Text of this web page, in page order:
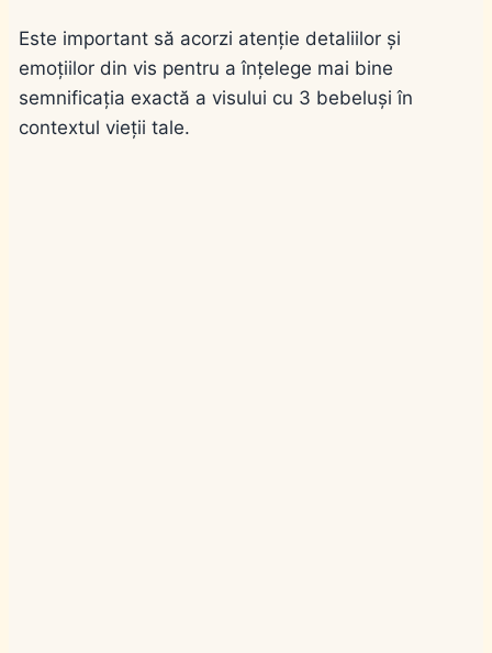
Este important să acorzi atenție detaliilor și
emoțiilor din vis pentru a înțelege mai bine
semnificația exactă a visului cu 3 bebeluși în
contextul vieții tale.